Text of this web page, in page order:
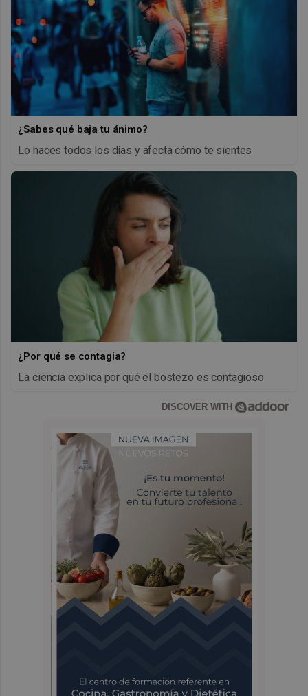
¿Sabes qué baja tu ánimo?
Lo haces todos los días y afecta cómo te sientes
¿Por qué se contagia?
La ciencia explica por qué el bostezo es contagioso
DISCOVER WITH